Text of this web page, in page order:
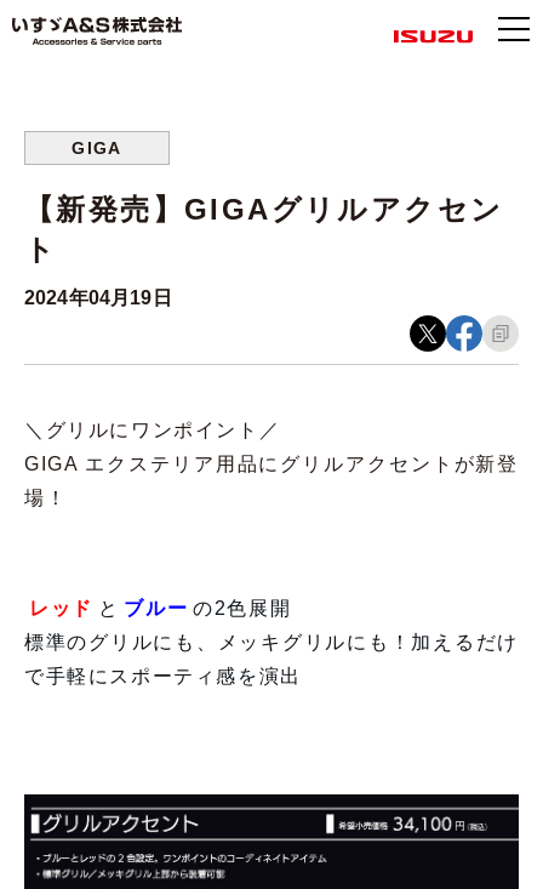
GIGA
【新発売】GIGAグリルアクセン
ト
2024年04月19日
＼グリルにワンポイント／
GIGA エクステリア用品にグリルアクセントが新登
場！
レッド と ブルー の2色展開
標準のグリルにも、メッキグリルにも！加えるだけ
で手軽にスポーティ感を演出